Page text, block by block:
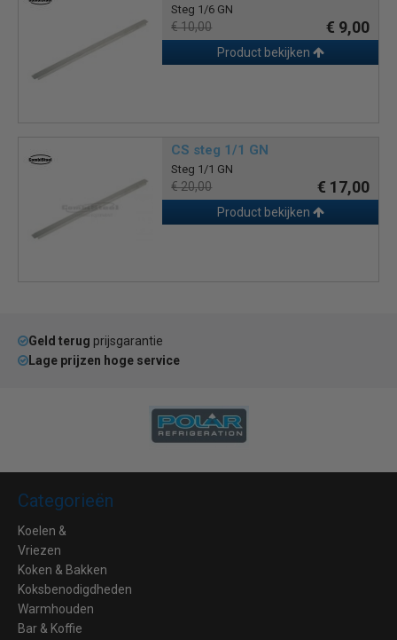
Steg 1/6 GN
€ 10,00 € 9,00
Product bekijken
CS steg 1/1 GN
Steg 1/1 GN
€ 20,00 € 17,00
Product bekijken
Geld terug prijsgarantie
Lage prijzen hoge service
Categorieën
Koelen &
Vriezen
Koken & Bakken
Koksbenodigdheden
Warmhouden
Bar & Koffie